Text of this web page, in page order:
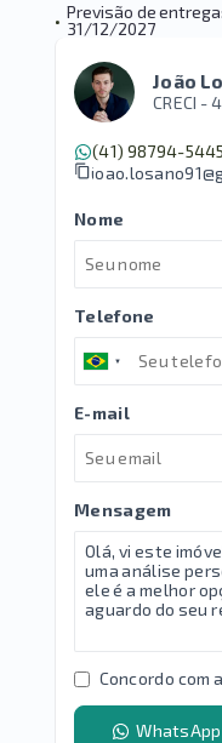
• Previsão de entrega:
31/12/2027
João
CRECI -
(41) 98794-5445
Nome
Telefone
E-mail
Mensagem
Concordo com a
WhatsApp